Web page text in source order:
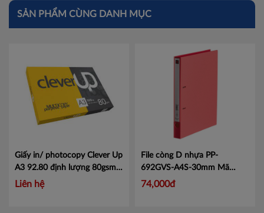
SẢN PHẨM CÙNG DANH MỤC
Giấy in/ photocopy Clever Up
A3 92.80 định lượng 80gsm
500 tờ/ ram
Liên hệ
File còng D nhựa PP-
692GVS-A4S-30mm Mã
KJ692
74,000đ